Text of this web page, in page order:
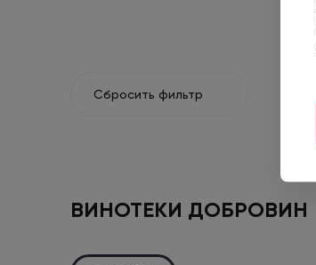
Сбросить фильтр
ВИНОТЕКИ ДОБРОВИН